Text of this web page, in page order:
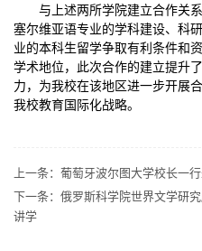
与上述两所学院建立合作关
塞尔维亚语专业的学科建设、科
业的本科生留学争取有利条件和
学术地位，此次合作的建立提升
力，为我校在该地区进一步开展
我校教育国际化战略。
上一条： 葡萄牙波尔图大学校长一
下一条： 俄罗斯科学院世界文学研
讲学